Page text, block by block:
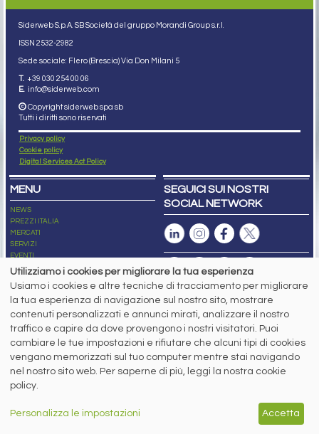
Siderweb S.p.A. SB Società del gruppo Morandi Group s.r.l.
ISSN 2532-2982
Sede sociale: Flero (Brescia) Via Don Milani 5
T. +39 030 254 00 06
E. info@siderweb.com
Copyright siderweb spa sb
Tutti i diritti sono riservati
Privacy policy
Cookie policy
Digital Services Act Policy
MENU
NEWS
PREZZI ITALIA
MERCATI
SERVIZI
EVENTI
ABBONAMENTI
NEWSLETTER
SEGUICI SUI NOSTRI
SOCIAL NETWORK
Capitale Sociale: 190.000€ interamente versato
Registro delle Imprese di Brescia
Codice Fiscale e Partita I.V.A.:IT03562320170
R.E.A. n. 419331
www.siderweb.com: Autorizzazione del Tribunale di Brescia n. 11/2004 del 17
marzo 2004, Iscrizione al R.O.C. n. 26116.
Direttrice Responsabile:
Elisa Bonomelli
Stefano Gennari
Utilizziamo i cookies per migliorare la tua esperienza
Usiamo i cookies e altre tecniche di tracciamento per migliorare
la tua esperienza di navigazione sul nostro sito, mostrare
contenuti personalizzati e annunci mirati, analizzare il nostro
traffico e capire da dove provengono i nostri visitatori. Puoi
cambiare le tue impostazioni e rifiutare che alcuni tipi di cookies
vengano memorizzati sul tuo computer mentre stai navigando
nel nostro sito web. Per saperne di più, leggi la nostra cookie
policy.
Personalizza le impostazioni Accetta